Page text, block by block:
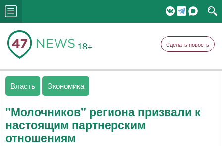
18+ Сделать новость
Власть Экономика
"Молочников" региона призвали к
настоящим партнерским
отношениям